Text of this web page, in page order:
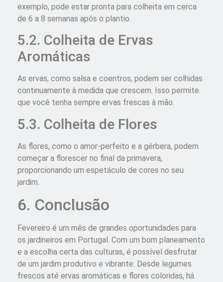
exemplo, pode estar pronta para colheita em cerca
de 6 a 8 semanas após o plantio.
5.2. Colheita de Ervas
Aromáticas
As ervas, como salsa e coentros, podem ser colhidas
continuamente à medida que crescem. Isso permite
que você tenha sempre ervas frescas à mão.
5.3. Colheita de Flores
As flores, como o amor-perfeito e a gérbera, podem
começar a florescer no final da primavera,
proporcionando um espetáculo de cores no seu
jardim.
6. Conclusão
Fevereiro é um mês de grandes oportunidades para
os jardineiros em Portugal. Com um bom planeamento
e a escolha certa das culturas, é possível desfrutar
de um jardim produtivo e vibrante. Desde legumes
frescos até ervas aromáticas e flores coloridas, há